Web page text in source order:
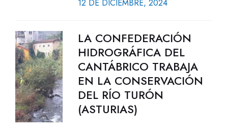
12 DE DICIEMBRE, 2024
LA CONFEDERACIÓN
HIDROGRÁFICA DEL
CANTÁBRICO TRABAJA
EN LA CONSERVACIÓN
DEL RÍO TURÓN
(ASTURIAS)